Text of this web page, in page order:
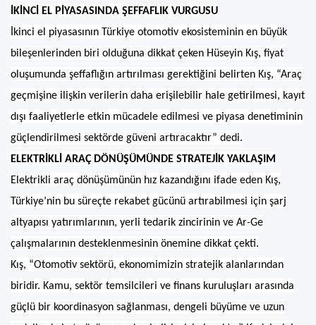
İKİNCİ EL PİYASASINDA ŞEFFAFLIK VURGUSU
İkinci el piyasasının Türkiye otomotiv ekosisteminin en büyük
bileşenlerinden biri olduğuna dikkat çeken Hüseyin Kış, fiyat
oluşumunda şeffaflığın artırılması gerektiğini belirten Kış, “Araç
geçmişine ilişkin verilerin daha erişilebilir hale getirilmesi, kayıt
dışı faaliyetlerle etkin mücadele edilmesi ve piyasa denetiminin
güçlendirilmesi sektörde güveni artıracaktır” dedi.
ELEKTRİKLİ ARAÇ DÖNÜŞÜMÜNDE STRATEJİK YAKLAŞIM
Elektrikli araç dönüşümünün hız kazandığını ifade eden Kış,
Türkiye’nin bu süreçte rekabet gücünü artırabilmesi için şarj
altyapısı yatırımlarının, yerli tedarik zincirinin ve Ar-Ge
çalışmalarının desteklenmesinin önemine dikkat çekti.
Kış, “Otomotiv sektörü, ekonomimizin stratejik alanlarından
biridir. Kamu, sektör temsilcileri ve finans kuruluşları arasında
güçlü bir koordinasyon sağlanması, dengeli büyüme ve uzun